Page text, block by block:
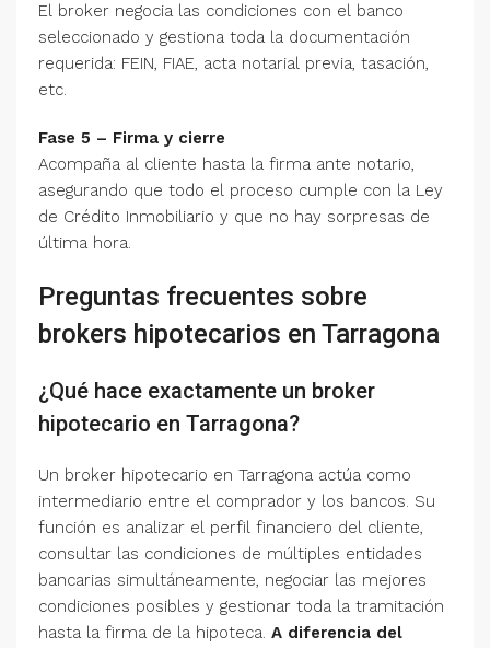
El broker negocia las condiciones con el banco
seleccionado y gestiona toda la documentación
requerida: FEIN, FIAE, acta notarial previa, tasación,
etc.
Fase 5 – Firma y cierre
Acompaña al cliente hasta la firma ante notario,
asegurando que todo el proceso cumple con la Ley
de Crédito Inmobiliario y que no hay sorpresas de
última hora.
Preguntas frecuentes sobre
brokers hipotecarios en Tarragona
¿Qué hace exactamente un broker
hipotecario en Tarragona?
Un broker hipotecario en Tarragona actúa como
intermediario entre el comprador y los bancos. Su
función es analizar el perfil financiero del cliente,
consultar las condiciones de múltiples entidades
bancarias simultáneamente, negociar las mejores
condiciones posibles y gestionar toda la tramitación
hasta la firma de la hipoteca. A diferencia del